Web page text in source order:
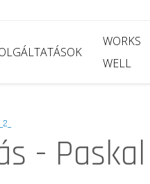
WORKS
WELL
-